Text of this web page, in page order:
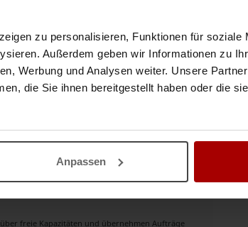
zu personalisieren, Funktionen für soziale
Außerdem geben wir Informationen zu
Werbung und Analysen weiter. Unsere
die Sie ihnen bereitgestellt haben oder die
Anpassen
aus Freiberg unterstützen wir Sie
24.07.2026
über freie Kapazitäten und übernehmen Aufträge